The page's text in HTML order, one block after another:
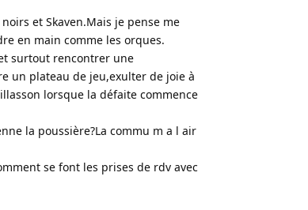
et Skaven.Mais je pense me
en main comme les orques.
surtout rencontrer une
un plateau de jeu,exulter de joie à
lorsque la défaite commence
la poussière?La commu m a l air
se font les prises de rdv avec